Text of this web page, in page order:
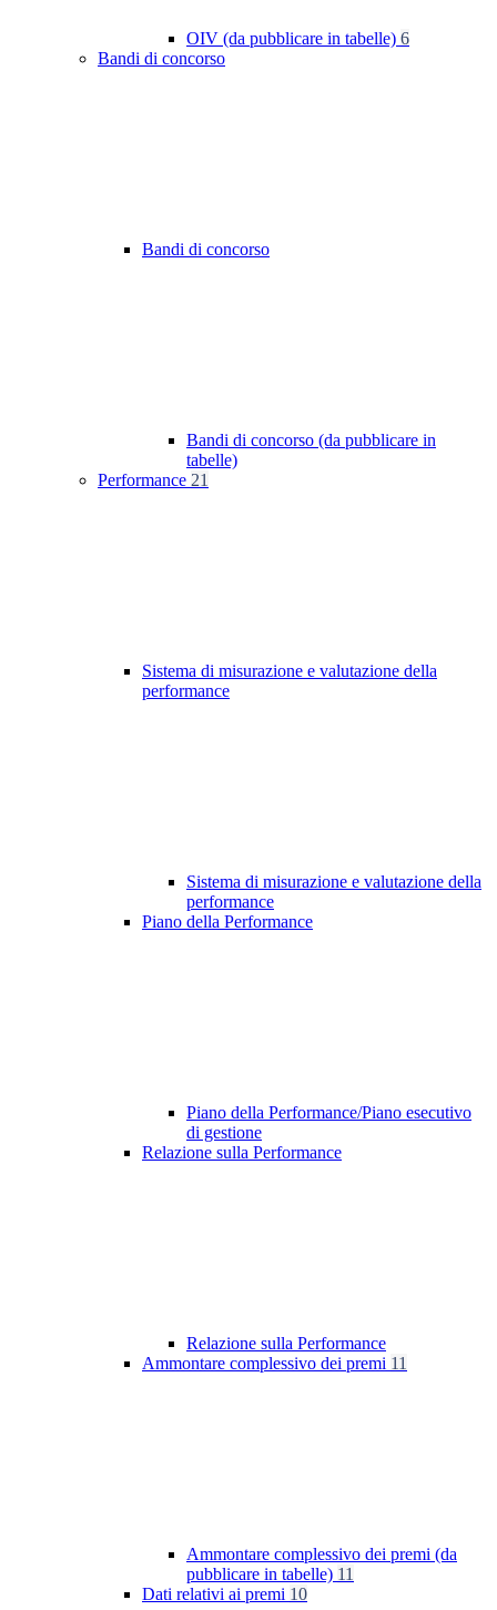
OIV (da pubblicare in tabelle) 6
Bandi di concorso
Bandi di concorso
Bandi di concorso (da pubblicare in
tabelle)
Performance 21
Sistema di misurazione e valutazione della
performance
Sistema di misurazione e valutazione della
performance
Piano della Performance
Piano della Performance/Piano esecutivo
di gestione
Relazione sulla Performance
Relazione sulla Performance
Ammontare complessivo dei premi 11
Ammontare complessivo dei premi (da
pubblicare in tabelle) 11
Dati relativi ai premi 10